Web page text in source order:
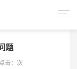
题
： 次